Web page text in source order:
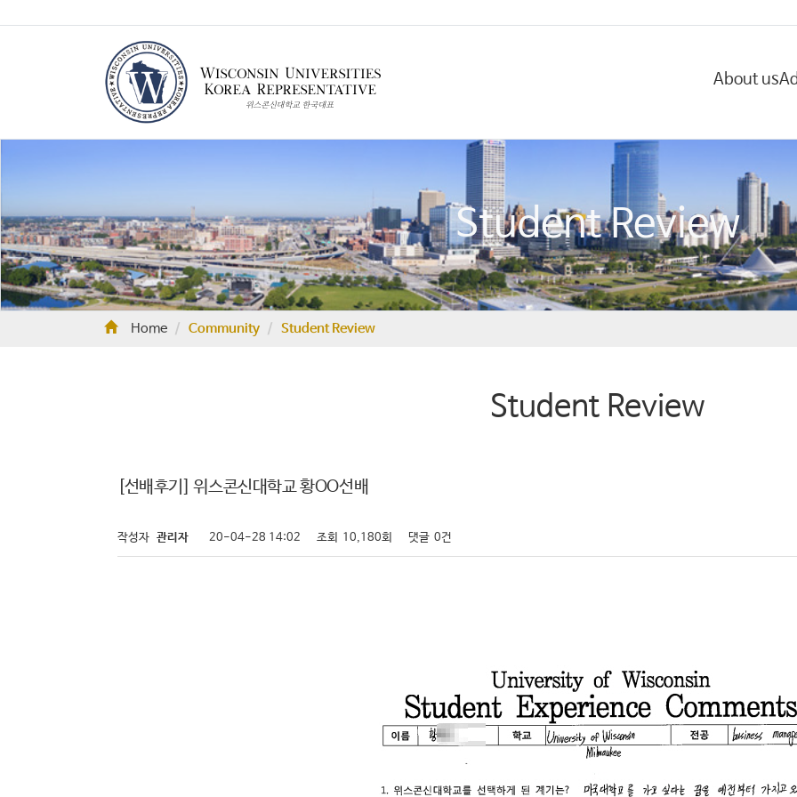
About us
Student Review
Home Community Student Review
Student Review
[선배후기] 위스콘신대학교 황OO선배
작성자 관리자 20-04-28 14:02 조회 10,180회 댓글 0건